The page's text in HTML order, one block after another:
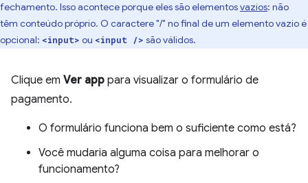
fechamento. Isso acontece porque eles são elementosvazios: não
têm conteúdo próprio. O caractere "/" no final de um elemento vazio é
opcional: <input> ou <input /> são válidos.
Clique em Ver app para visualizar o formulário de
pagamento.
O formulário funciona bem o suficiente como está?
Você mudaria alguma coisa para melhorar o
funcionamento?